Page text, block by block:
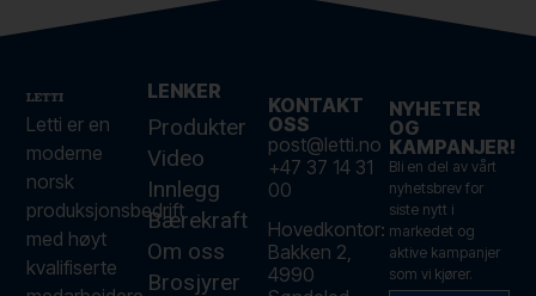
Letti er en
moderne
norsk
produksjonsbedrift
med høyt
kvalifiserte
LENKER
Produkter
Video
Innlegg
Bærekraft
Om oss
Brosjyrer
KONTAKT
OSS
post@letti.no
+47 37 14 31
00
Hovedkontor:
Bakken 2,
4990
NYHETER
OG
KAMPANJER!
Bli en del av vårt
nyhetsbrev for
siste nytt i
markedet og
aktive kampanjer
som vi kjører.